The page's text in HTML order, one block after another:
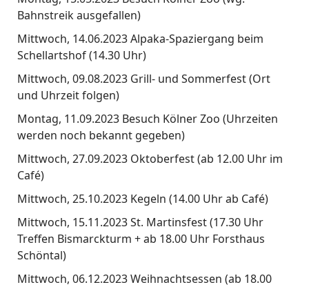
Bahnstreik ausgefallen)
Mittwoch, 14.06.2023 Alpaka-Spaziergang beim
Schellartshof (14.30 Uhr)
Mittwoch, 09.08.2023 Grill- und Sommerfest (Ort
und Uhrzeit folgen)
Montag, 11.09.2023 Besuch Kölner Zoo (Uhrzeiten
werden noch bekannt gegeben)
Mittwoch, 27.09.2023 Oktoberfest (ab 12.00 Uhr im
Café)
Mittwoch, 25.10.2023 Kegeln (14.00 Uhr ab Café)
Mittwoch, 15.11.2023 St. Martinsfest (17.30 Uhr
Treffen Bismarckturm + ab 18.00 Uhr Forsthaus
Schöntal)
Mittwoch, 06.12.2023 Weihnachtsessen (ab 18.00